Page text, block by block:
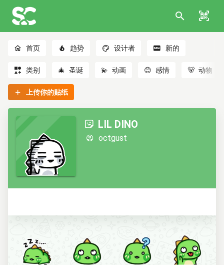
首页 趋势 设计者 新的
类别 🎄 圣诞 💫 动画 😊 感情 🐻 动物
上传你的贴纸
LIL DINO
octgust